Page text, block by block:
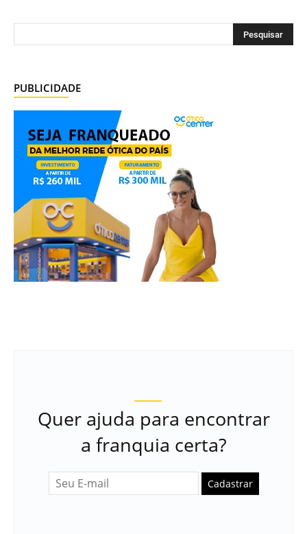
PUBLICIDADE
Quer ajuda para encontrar
a franquia certa?
Cadastrar